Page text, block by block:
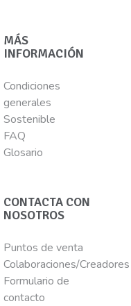
MÁS
INFORMACIÓN
Condiciones
generales
Sostenible
FAQ
Glosario
CONTACTA CON
NOSOTROS
Puntos de venta
Colaboraciones/Creadores
Formulario de
contacto